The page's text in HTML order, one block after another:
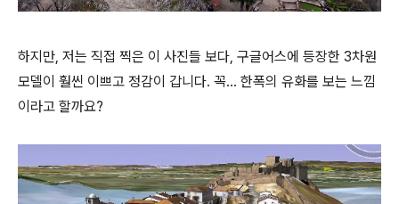
하지만, 저는 직접 찍은 이 사진들 보다, 구글어스에 등장한 3차원
모델이 훨씬 이쁘고 정감이 갑니다. 꼭... 한폭의 유화를 보는 느낌
이라고 할까요?